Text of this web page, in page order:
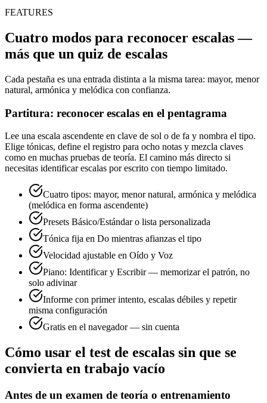
FEATURES
Cuatro modos para reconocer escalas —
más que un quiz de escalas
Cada pestaña es una entrada distinta a la misma tarea: mayor, menor
natural, armónica y melódica con confianza.
Partitura: reconocer escalas en el pentagrama
Lee una escala ascendente en clave de sol o de fa y nombra el tipo.
Elige tónicas, define el registro para ocho notas y mezcla claves
como en muchas pruebas de teoría. El camino más directo si
necesitas identificar escalas por escrito con tiempo limitado.
Cuatro tipos: mayor, menor natural, armónica y melódica
(melódica en forma ascendente)
Presets Básico/Estándar o lista personalizada
Tónica fija en Do mientras afianzas el tipo
Velocidad ajustable en Oído y Voz
Piano: Identificar y Escribir — memorizar el patrón, no
solo adivinar
Informe con primer intento, escalas débiles y repetir
misma configuración
Gratis en el navegador — sin cuenta
Cómo usar el test de escalas sin que se
convierta en trabajo vacío
Antes de un examen de teoría o entrenamiento